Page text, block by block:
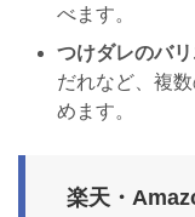
べます。
つけダレのバ
だれなど、複
めます。
楽天・